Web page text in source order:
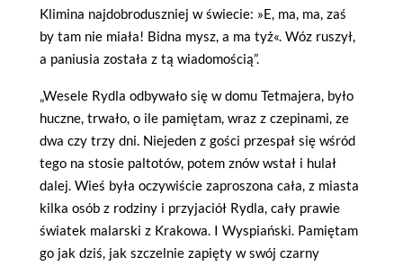
Klimina najdobroduszniej w świecie: »E, ma, ma, zaś
by tam nie miała! Bidna mysz, a ma tyż«. Wóz ruszył,
a paniusia została z tą wiadomością”.
„Wesele Rydla odbywało się w domu Tetmajera, było
huczne, trwało, o ile pamiętam, wraz z czepinami, ze
dwa czy trzy dni. Niejeden z gości przespał się wśród
tego na stosie paltotów, potem znów wstał i hulał
dalej. Wieś była oczywiście zaproszona cała, z miasta
kilka osób z rodziny i przyjaciół Rydla, cały prawie
światek malarski z Krakowa. I Wyspiański. Pamiętam
go jak dziś, jak szczelnie zapięty w swój czarny